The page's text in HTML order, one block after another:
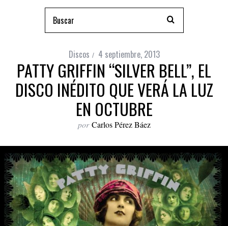
Discos 4 septiembre, 2013
PATTY GRIFFIN “SILVER BELL”, EL
DISCO INÉDITO QUE VERÁ LA LUZ
EN OCTUBRE
por Carlos Pérez Báez